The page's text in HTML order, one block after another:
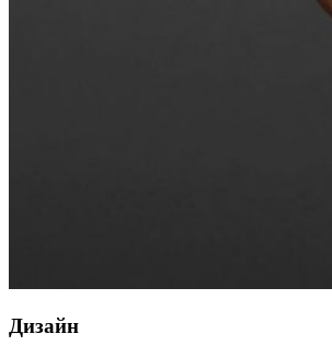
Дизайн